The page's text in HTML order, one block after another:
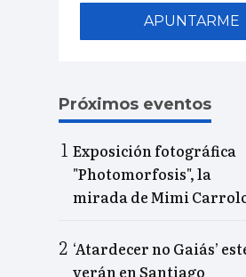
APUNTARME
Próximos eventos
Exposición fotográfica
"Photomorfosis", la
mirada de Mimi
‘Atardecer no Gaiás’
verán en Santiago